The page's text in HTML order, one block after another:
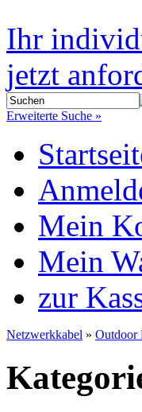
Ihr
jetzt
Erweiterte Suche »
Mein
Mein
zur
Netzwerkkabel » Outdoor